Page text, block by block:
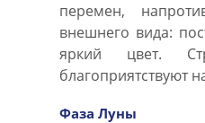
перемен,
внешнего вида:
яркий цвет.
благоприятствуют
Фаза Луны